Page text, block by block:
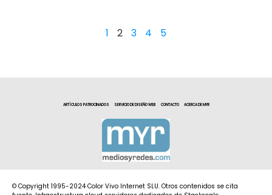
1 2 3 4 5
ARTÍCULOS PATROCINADOS SERVICIO DE DISEÑO WEB CONTACTO ACERCA DE MYR
© Copyright 1995-2024 Color Vivo Internet SLU. Otros contenidos se cita